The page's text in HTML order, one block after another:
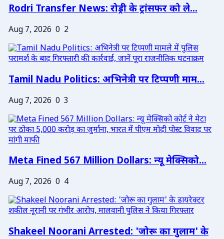
Rodri Transfer News: रोड्री के ट्रांसफर को ले...
Aug 7, 2026 0 2
Tamil Nadu Politics: अभिनेत्री पर टिप्पणी माम...
Aug 7, 2026 0 3
Meta Fined 567 Million Dollars: न्यू मेक्सिको...
Aug 7, 2026 0 4
Shakeel Noorani Arrested: 'जोरू का गुलाम' के